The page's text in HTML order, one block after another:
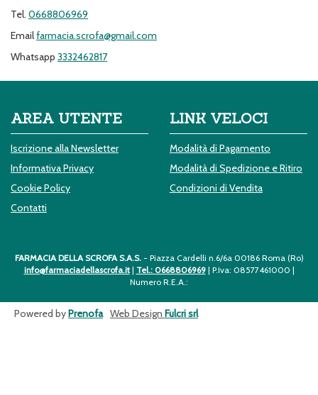
Tel. 0668806969
Emailfarmacia.scrofa@gmail.com
Whatsapp 3332462817
AREA UTENTE
Iscrizione alla Newsletter
Informativa Privacy
Cookie Policy
Contatti
LINK VELOCI
Modalità di Pagamento
Modalità di Spedizione e Ritiro
Condizioni di Vendita
FARMACIA DELLA SCROFA S.A.S.- Piazza Cardelli n.6/6a 00186 Roma (Ro)
info@farmaciadellascrofa.it| Tel.: 0668806969| P.Iva: 08577461000 |
Numero R.E.A.:
Powered byPrenofa Web Design Fulcri srl